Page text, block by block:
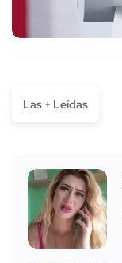
Las + Leídas